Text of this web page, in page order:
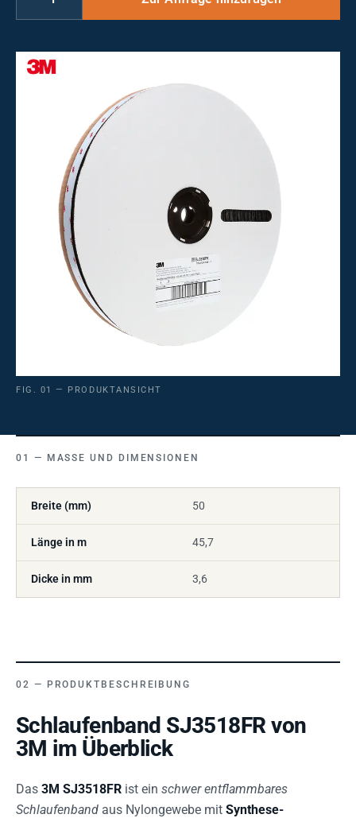
FIG. 01 — PRODUKTANSICHT
MASSE UND DIMENSIONEN
Breite (mm) 50
Länge in m 45,7
Dicke in mm 3,6
PRODUKTBESCHREIBUNG
Schlaufenband SJ3518FR von
3M im Überblick
Das 3M SJ3518FR ist ein schwer entflammbares
Schlaufenband aus Nylongewebe mit Synthese-